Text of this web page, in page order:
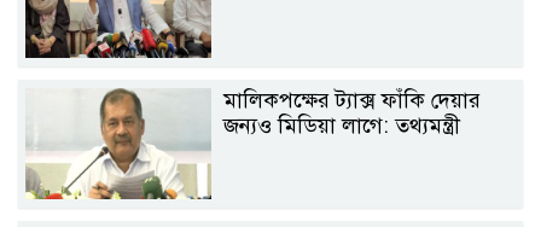
মালিকপক্ষের ট্যাক্স ফাঁকি দেয়ার
জন্যও মিডিয়া লাগে: তথ্যমন্ত্রী